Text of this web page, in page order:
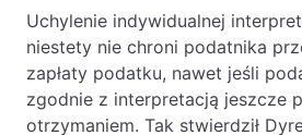
Uchylenie indywidualnej
niestety nie chroni podatnika
zapłaty podatku, nawet jeśli
zgodnie z interpretacją jeszcze
otrzymaniem. Tak stwierdził